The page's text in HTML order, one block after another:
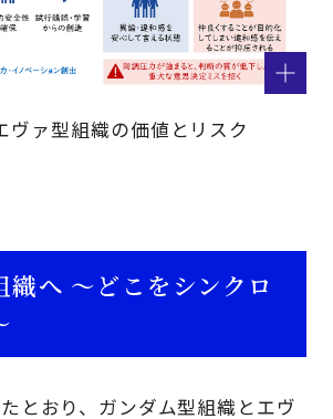
ヴァ型組織の価値とリスク
織へ ～どこをシンクロ
とおり、ガンダム型組織とエヴ